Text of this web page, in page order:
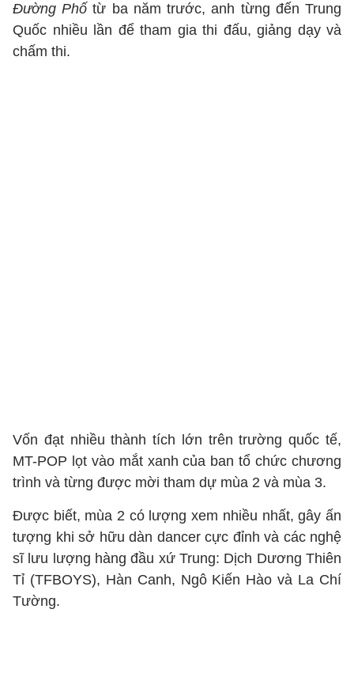
Đường Phố từ ba năm trước, anh từng đến Trung
Quốc nhiều lần để tham gia thi đấu, giảng dạy và
chấm thi.
Vốn đạt nhiều thành tích lớn trên trường quốc tế,
MT-POP lọt vào mắt xanh của ban tổ chức chương
trình và từng được mời tham dự mùa 2 và mùa 3.
Được biết, mùa 2 có lượng xem nhiều nhất, gây ấn
tượng khi sở hữu dàn dancer cực đỉnh và các nghệ
sĩ lưu lượng hàng đầu xứ Trung: Dịch Dương Thiên
Tỉ (TFBOYS), Hàn Canh, Ngô Kiến Hào và La Chí
Tường.